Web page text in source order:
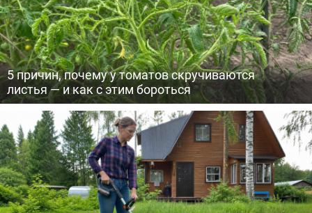
5 причин, почему у томатов скручиваются
листья — и как с этим бороться